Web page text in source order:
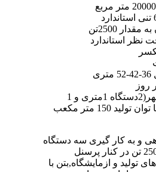
2500تن
نظر استاندارد
روز
3 دستگاه بچینگ لیپهر(2دستگاه 1متری و 1
دستگاه 1/2 متری با توان تولید 150 متر مکعب
و به کار گیری سه دستگاه
بچینگ پلانت با ظرفیت 2500 تن در کنار پرسنل
تولید و ازمایشگاه,بتن با